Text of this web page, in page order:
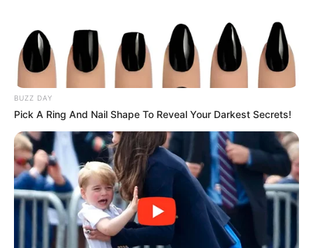
BUZZ DAY
Pick A Ring And Nail Shape To Reveal Your Darkest Secrets!